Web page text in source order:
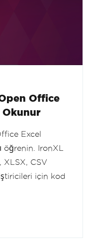
Office
Okunur
Excel
öğrenin. IronXL
XLSX, CSV
için kod